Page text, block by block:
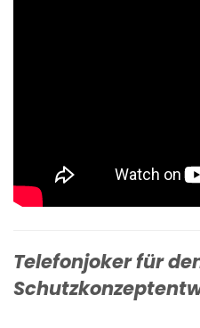
Telefonjoker für